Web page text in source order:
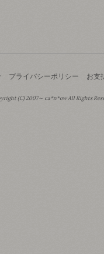
プライバシーポリシー お支
(C) 2007～ ca*n*ow All Rights